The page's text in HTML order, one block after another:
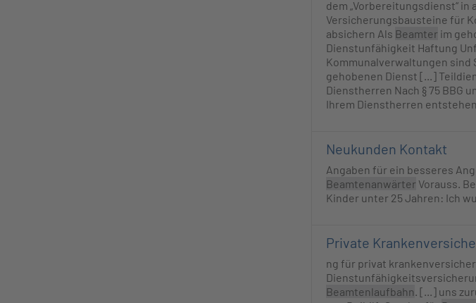
dem „Vorbereitungsdienst“ in
Versicherungsbausteine für
absichern Als Beamter im
Dienstunfähigkeit Haftung
Kommunalverwaltungen sind
gehobenen Dienst [...]
Dienstherren Nach § 75 BBG
Ihrem Dienstherren
Neukunden Kontakt
Angaben für ein besseres
Beamtenanwärter Vorauss.
Kinder unter 25 Jahren: Ich
Private
ng für privat
Beamtenlaufbahn. [...] uns